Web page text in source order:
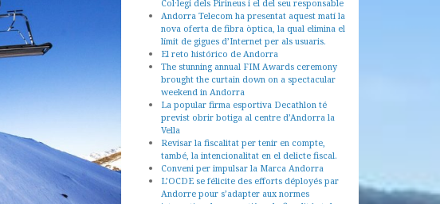
Col·legi dels Pirineus i el del seu responsable
Andorra Telecom ha presentat aquest matí la
nova oferta de fibra òptica, la qual elimina el
límit de gigues d’Internet per als usuaris.
El reto histórico de Andorra
The stunning annual FIM Awards ceremony
brought the curtain down on a spectacular
weekend in Andorra
La popular firma esportiva Decathlon té
previst obrir botiga al centre d’Andorra la
Vella
Revisar la fiscalitat per tenir en compte,
també, la intencionalitat en el delicte fiscal.
Conveni per impulsar la Marca Andorra
L’OCDE se félicite des efforts déployés par
Andorre pour s’adapter aux normes